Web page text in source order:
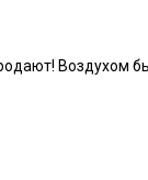
Воздухом